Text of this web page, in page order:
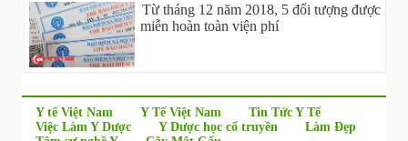
Từ tháng 12 năm 2018, 5 đối tượng được
miễn hoàn toàn viện phí
Y tế Việt Nam Y Tế Việt Nam
Tin Tức Y Tế
Việc Làm Y Dược
Y Dược học cổ truyền
Làm Đẹp